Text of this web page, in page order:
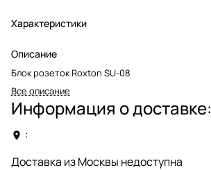
Характеристики
Описание
Блок розеток Roxton SU-08
Все описание
Информация о доставке:
:
Доставка из Москвы недоступна